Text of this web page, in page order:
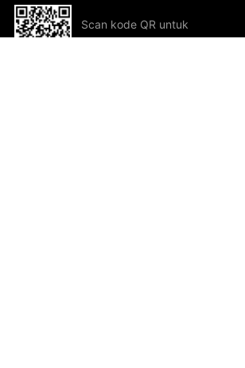
Scan kode QR untuk
mengunduh sekarang!